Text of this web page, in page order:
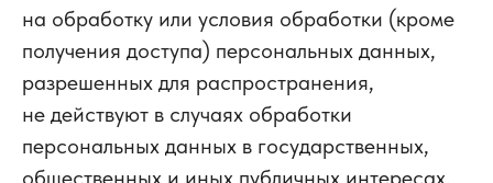
на обработку или условия обработки (кроме
получения доступа) персональных данных,
разрешенных для распространения,
не действуют в случаях обработки
персональных данных в государственных,